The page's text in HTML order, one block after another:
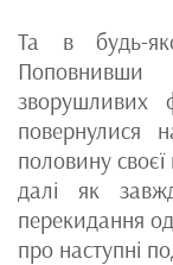
Та в будь-
зворушливих
повернулися
половину
далі як
перекидання
про наступні